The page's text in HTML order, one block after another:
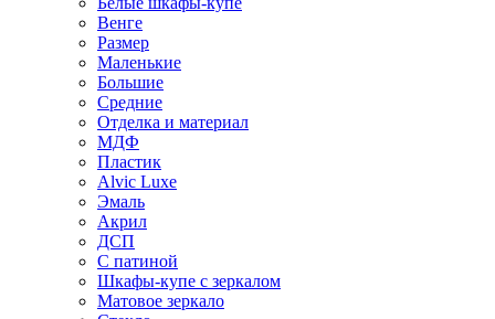
Венге
Размер
Маленькие
Большие
Средние
Отделка и материал
МДФ
Пластик
Alvic Luxe
Эмаль
Акрил
ДСП
С патиной
Шкафы-купе с зеркалом
Матовое зеркало